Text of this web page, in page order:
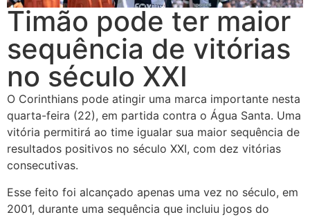
Timão pode ter maior
sequência de vitórias
no século XXI
O Corinthians pode atingir uma marca importante nesta
quarta-feira (22), em partida contra o Água Santa. Uma
vitória permitirá ao time igualar sua maior sequência de
resultados positivos no século XXI, com dez vitórias
consecutivas.
Esse feito foi alcançado apenas uma vez no século, em
2001, durante uma sequência que incluiu jogos do